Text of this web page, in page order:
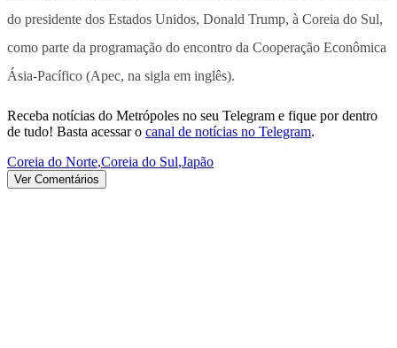
do presidente dos Estados Unidos, Donald Trump, à Coreia do Sul,
como parte da programação do encontro da Cooperação Econômica
Ásia-Pacífico (Apec, na sigla em inglês).
Receba notícias do Metrópoles no seu Telegram e fique por dentro
de tudo! Basta acessar o canal de notícias no Telegram.
Coreia do Norte,Coreia do Sul,Japão
Ver Comentários